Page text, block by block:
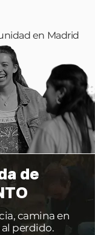
en Madrid
de
camina en
al perdido.